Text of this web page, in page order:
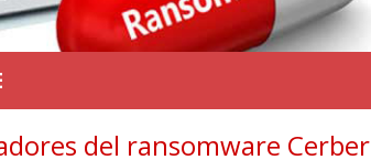
del ransomware Cerber